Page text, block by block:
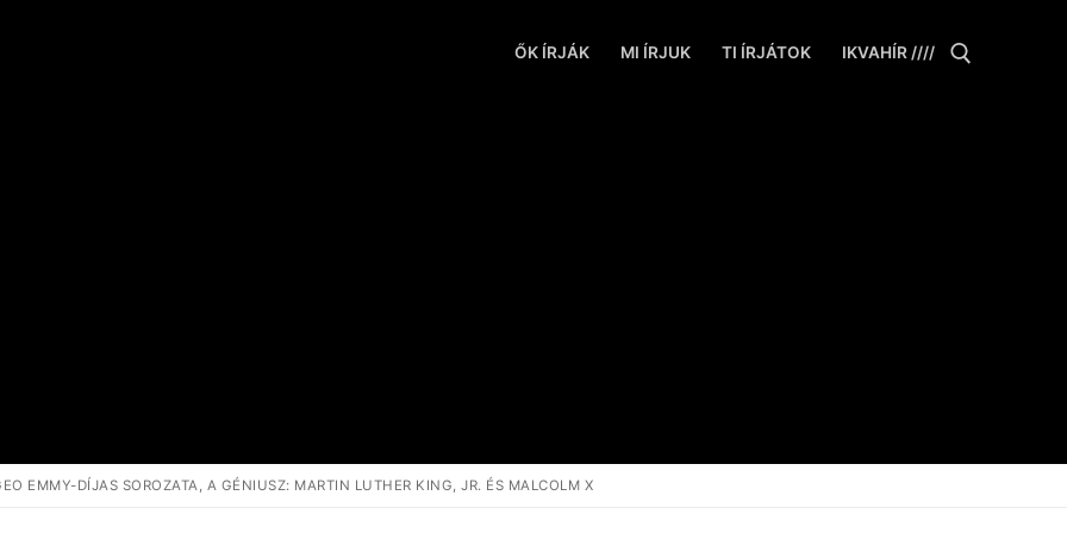
ŐK ÍRJÁK MI ÍRJUK TI ÍRJÁTOK IKVAHÍR ////
EMMY-DÍJAS SOROZATA, A GÉNIUSZ: MARTIN LUTHER KING, JR. ÉS MALCOLM X